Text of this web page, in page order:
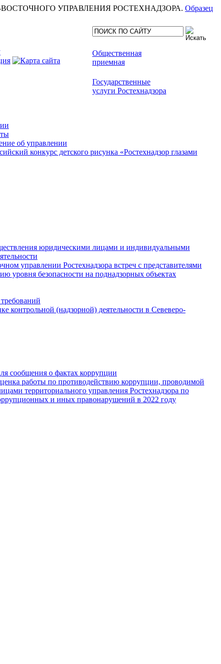
СЕВЕРО-ВОСТОЧНОГО УПРАВЛЕНИЯ РОСТЕХНАДЗОРА. Образец
Общественная
приемная
Государственные
услуги Ростехнадзора
об управлении
конкурс детского рисунка «Ростехнадзор глазами
юридическими лицами и индивидуальными
управлении Ростехнадзора встреч с представителями
уровня безопасности на поднадзорных объектах
контрольной (надзорной) деятельности в Севеверо-
сообщения о фактах коррупции
работы по противодействию коррупции, проводимой
территориального управления Ростехнадзора по
и иных правонарушений в 2022 году